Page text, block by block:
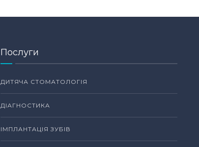
Послуги
ДИТЯЧА СТОМАТОЛОГІЯ
ДІАГНОСТИКА
ІМПЛАНТАЦІЯ ЗУБІВ